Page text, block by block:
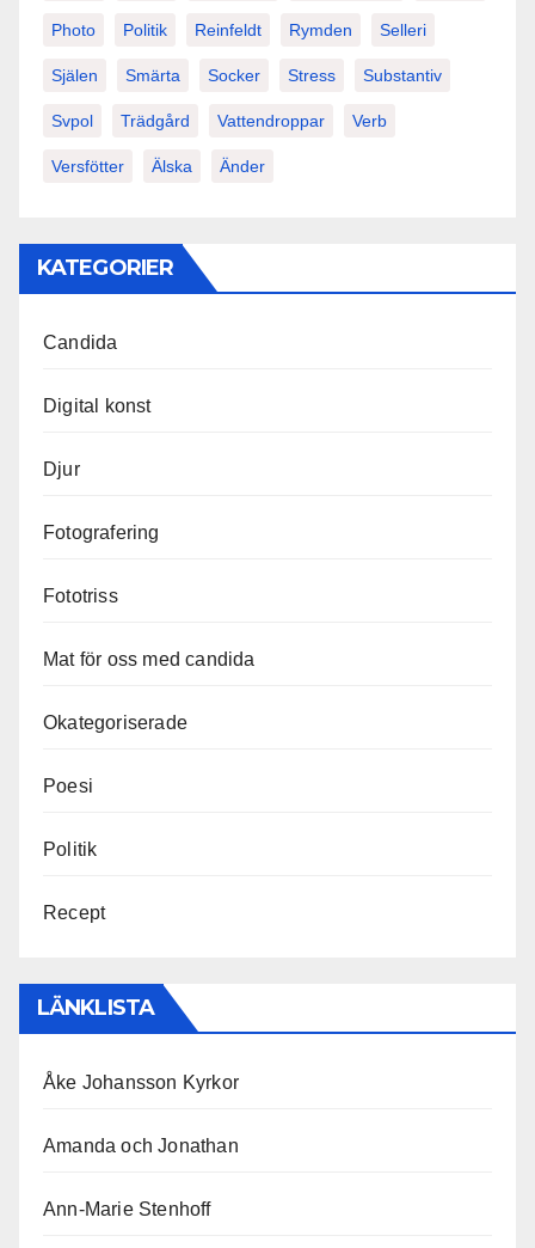
Photo Politik Reinfeldt Rymden Selleri
Själen Smärta Socker Stress Substantiv
Svpol Trädgård Vattendroppar Verb
Versfötter Älska Änder
KATEGORIER
Candida
Digital konst
Djur
Fotografering
Fototriss
Mat för oss med candida
Okategoriserade
Poesi
Politik
Recept
LÄNKLISTA
Åke Johansson Kyrkor
Amanda och Jonathan
Ann-Marie Stenhoff